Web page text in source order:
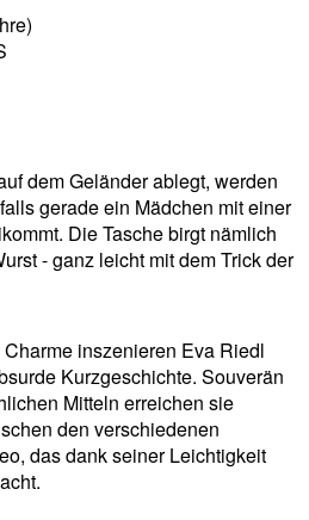
dem Geländer ablegt, werden
gerade ein Mädchen mit einer
Die Tasche birgt nämlich
- ganz leicht mit dem Trick der
inszenieren Eva Riedl
Kurzgeschichte. Souverän
Mitteln erreichen sie
den verschiedenen
das dank seiner Leichtigkeit